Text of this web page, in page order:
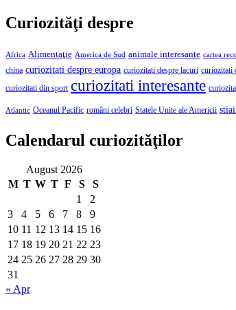
Curiozităţi despre
Africa Alimentaţie America de Sud animale interesante cartea
china curiozitati despre europa curiozitati despre lacuri curiozitati
curiozitati din sport curiozitati interesante
Atlantic Oceanul Pacific români celebri Statele Unite ale Americii
Calendarul curiozităţilor
August 2026
M T W T F S
S
1
2
3
4 5 6 7 8
9
10 11 12 13 14 15 16
17 18 19 20 21 22 23
24 25 26 27 28 29 30
31
« Apr